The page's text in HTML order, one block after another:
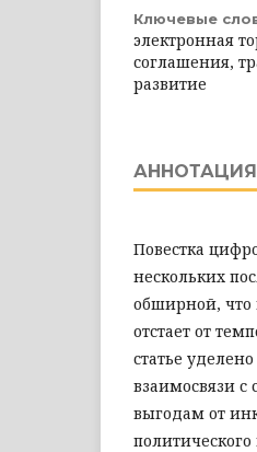
Ключевые
электронная
соглашения,
развитие
АННОТАЦИЯ
Повестка
нескольких
обширной,
отстает от
статье
взаимосвязи с
выгодам от